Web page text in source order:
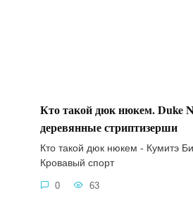
Кто такой дюк нюкем. Duke
деревянные стриптизерши
Кто такой дюк нюкем - Кумитэ
Кровавый спорт
0 63